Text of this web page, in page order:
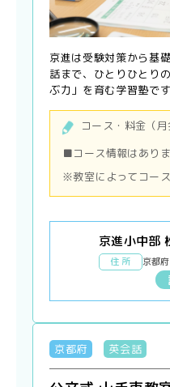
京進は受験対策から基
話まで、ひとりひとり
ぶ力」を育む学習塾です
コース・料金（月
■コース情報はあり
※教室によってコース
京進小中部
住 所 京都
京都府 英会話